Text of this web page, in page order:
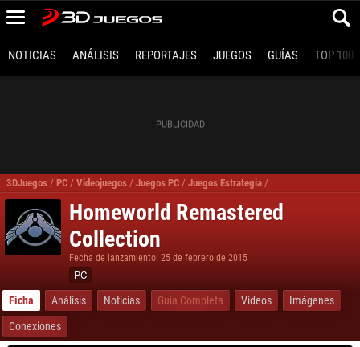
NOTICIAS ANÁLISIS REPORTAJES JUEGOS GUÍAS TOP 100
3DJuegos / PC / Videojuegos / Juegos PC / Juegos Estrategia /
Homeworld Remastered
Collection
Fecha de lanzamiento: 25 de febrero de 2015
PC
Ficha Análisis Noticias Guía Completa Videos
Imágenes
Conexiones